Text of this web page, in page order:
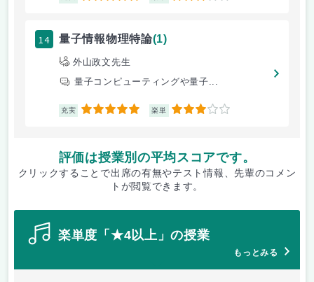
14 量子情報物理特論(1)
外山政文先生
量子コンピューティングや量子...
充実 5 楽単 3
評価は授業別の平均スコアです。
クリックすることで出席の有無やテスト情報、先輩のコメン
トが閲覧できます。
楽単度「★4以上」の授業
もっとみる